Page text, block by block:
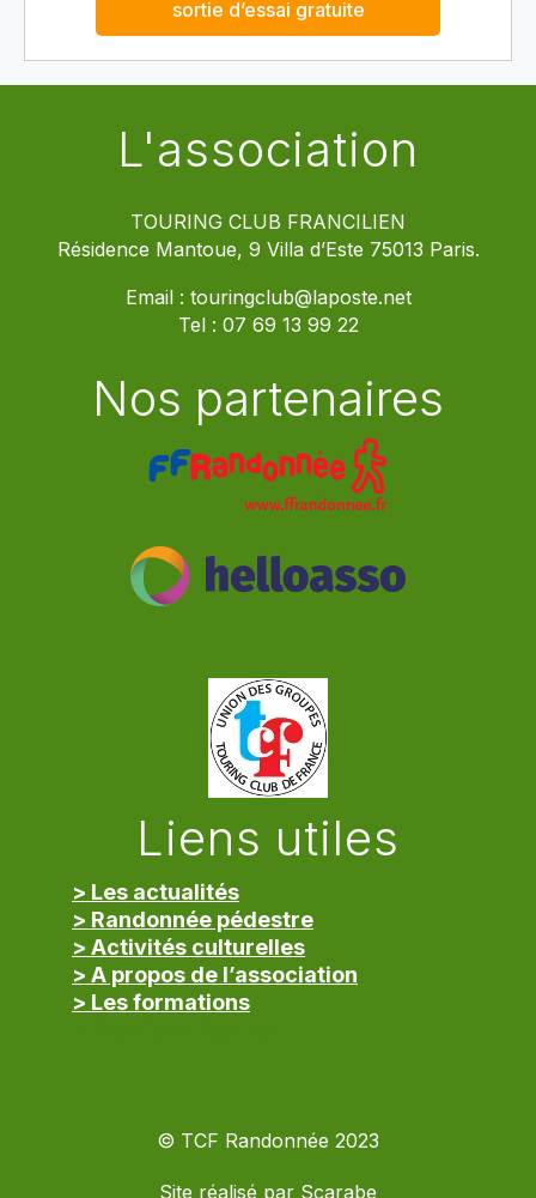
sortie d’essai gratuite
L'association
TOURING CLUB FRANCILIEN
Résidence Mantoue, 9 Villa d’Este 75013 Paris.
Email : touringclub@laposte.net
Tel : 07 69 13 99 22
Nos partenaires
Liens utiles
> Les actualités
> Randonnée pédestre
> Activités culturelles
> A propos de l’association
> Les formations
© TCF Randonnée 2023
Site réalisé par Scarabe